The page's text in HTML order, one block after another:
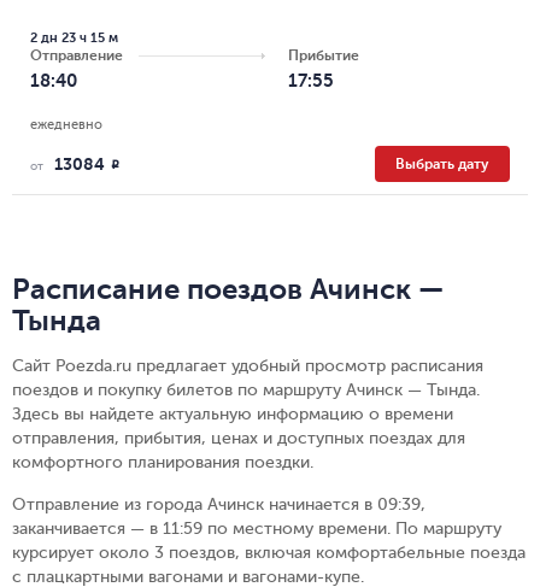
Отправление
18:40
2 дн 23 ч 15 м
Прибытие
17:55
ежедневно
от 13084 R Выбрать дату
Расписание поездов Ачинск —
Тында
Сайт Poezda.ru предлагает удобный просмотр расписания
поездов и покупку билетов по маршруту Ачинск — Тында.
Здесь вы найдете актуальную информацию о времени
отправления, прибытия, ценах и доступных поездах для
комфортного планирования поездки.
Отправление из города Ачинск начинается в 09:39,
заканчивается — в 11:59 по местному времени. По маршруту
курсирует около 3 поездов, включая комфортабельные поезда
с плацкартными вагонами и вагонами-купе.